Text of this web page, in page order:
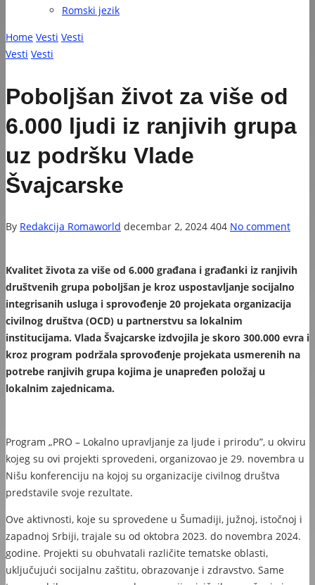
Romski jezik
Home Vesti Vesti
Vesti Vesti
Poboljšan život za više od
6.000 ljudi iz ranjivih grupa
uz podršku Vlade
Švajcarske
By Redakcija Romaworld decembar 2, 2024 404 No comment
Kvalitet života za više od 6.000 građana i građanki iz ranjivih
društvenih grupa poboljšan je kroz uspostavljanje socijalno
integrisanih usluga i sprovođenje 20 projekata organizacija
civilnog društva (OCD) u partnerstvu sa lokalnim
institucijama. Vlada Švajcarske izdvojila je skoro 300.000 evra i
kroz program podržala sprovođenje projekata usmerenih na
potrebe ranjivih grupa kojima je unapređen položaj u
lokalnim zajednicama.
Program „PRO – Lokalno upravljanje za ljude i prirodu”, u okviru
kojeg su ovi projekti sprovedeni, organizovao je 29. novembra u
Nišu konferenciju na kojoj su organizacije civilnog društva
predstavile svoje rezultate.
Ove aktivnosti, koje su sprovedene u Šumadiji, južnoj, istočnoj i
zapadnoj Srbiji, trajale su od oktobra 2023. do novembra 2024.
godine. Projekti su obuhvatali različite tematske oblasti,
uključujući socijalnu zaštitu, obrazovanje i zdravstvo. Same